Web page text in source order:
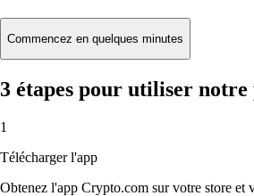
Commencez en quelques minutes
3 étapes pour utiliser
1
Télécharger l'app
Obtenez l'app Crypto.com sur votre store et